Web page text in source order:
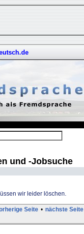
und -Jobsuche
wir leider löschen.
Seite • nächste Seite